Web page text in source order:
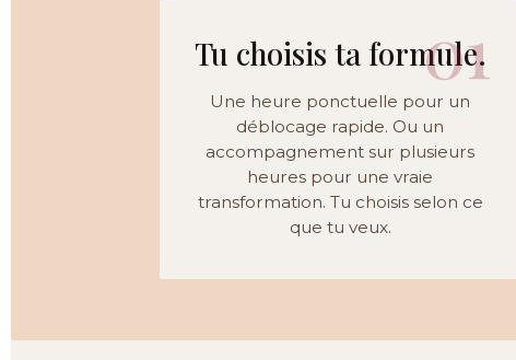
01
Tu choisis ta formule.
Une heure ponctuelle pour un
déblocage rapide. Ou un
accompagnement sur plusieurs
heures pour une vraie
transformation. Tu choisis selon ce
que tu veux.